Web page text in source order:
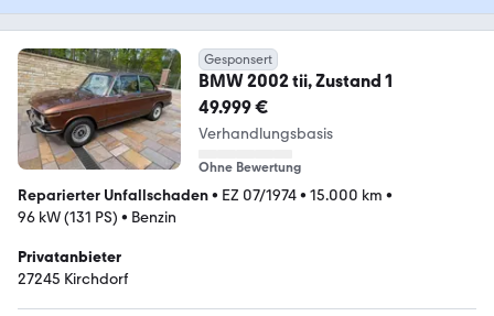
Gesponsert
BMW 2002 tii, Zustand 1
49.999 €
Verhandlungsbasis
Ohne Bewertung
Reparierter Unfallschaden• EZ 07/1974• 15.000 km •
96 kW (131 PS) • Benzin
Privatanbieter
27245 Kirchdorf